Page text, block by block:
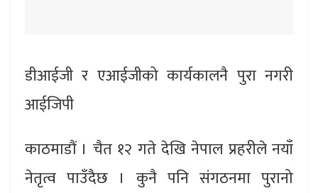
डीआईजी र एआईजीको कार्यकालनै पुरा नगरी
आईजिपी
काठमाडौं । चैत १२ गते देखि नेपाल प्रहरीले नयाँ
नेतृत्व पाउँदैछ । कुनै पनि संगठनमा पुरानो